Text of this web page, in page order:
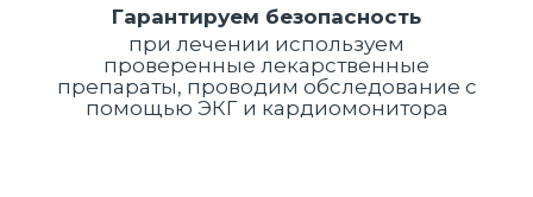
Гарантируем безопасность
при лечении используем
проверенные лекарственные
препараты, проводим обследование с
помощью ЭКГ и кардиомонитора